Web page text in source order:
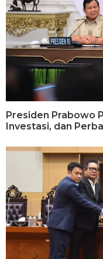
Presiden Prabowo
Investasi, dan